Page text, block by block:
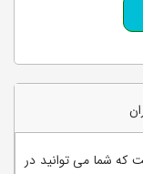
که شما می توانید در